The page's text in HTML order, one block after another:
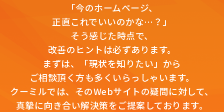
「今のホームページ、
正直これでいいのかな…？」
そう感じた時点で、
改善のヒントは必ずあります。
まずは、「現状を知りたい」から
ご相談頂く方も多くいらっしゃいます。
クーミルでは、そのWebサイトの疑問に対して、
真摯に向き合い解決策をご提案しております。